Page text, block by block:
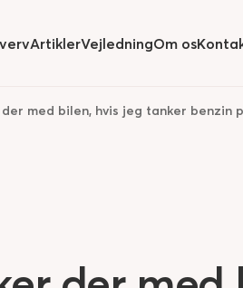
submenu for
Hidesubmenu for
ArtiklerVejledning
Hide
Om os
med bilen, hvis jeg tanker benzin